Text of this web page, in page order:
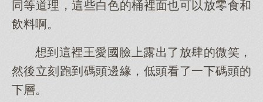
同等道理，這些白色的桶裡面也可以放零食和
飲料啊。
想到這裡王愛國臉上露出了放肆的微笑，
然後立刻跑到碼頭邊緣，低頭看了一下碼頭的
下層。